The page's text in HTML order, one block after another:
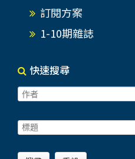
訂閱方案
1-10期雜誌
快速搜尋